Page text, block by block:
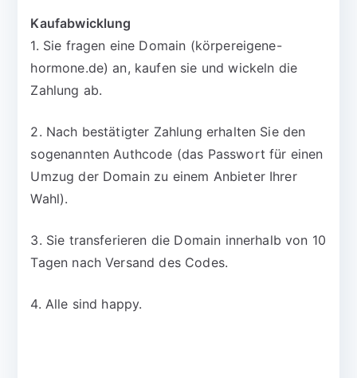
Kaufabwicklung
1. Sie fragen eine Domain (körpereigene-
hormone.de) an, kaufen sie und wickeln die
Zahlung ab.
2. Nach bestätigter Zahlung erhalten Sie den
sogenannten Authcode (das Passwort für einen
Umzug der Domain zu einem Anbieter Ihrer
Wahl).
3. Sie transferieren die Domain innerhalb von 10
Tagen nach Versand des Codes.
4. Alle sind happy.